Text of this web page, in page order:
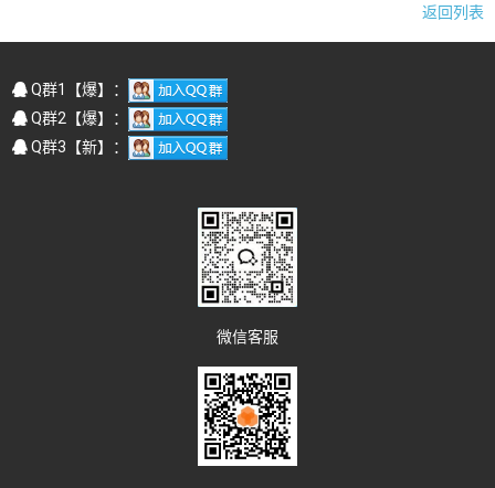
返回列表
Q群1【爆】：
Q群2【爆】：
Q群3【新】：
微信客服